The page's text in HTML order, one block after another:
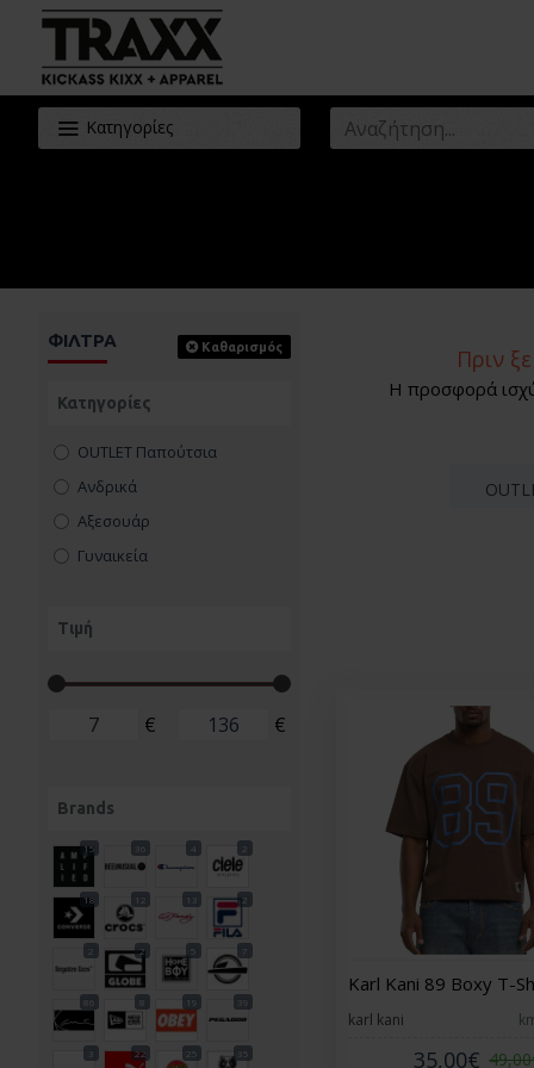
Κατηγορίες
ΦΊΛΤΡΑ Καθαρισμός
Τιμή
€ €
Κατηγορίες
OUTLET Παπούτσια
Ανδρικά
Αξεσουάρ
Γυναικεία
Brands
15 36 4 2
18 12 13 2
2 2 5 7
86 8 19 39
3 22 25 35
Πριν
Η προσφορά
karl kani
Karl Kani 89 Boxy T-
35,00€